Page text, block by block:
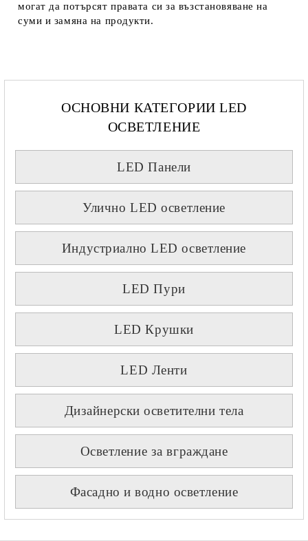
могат да потърсят правата си за възстановяване на
суми и замяна на продукти.
ОСНОВНИ КАТЕГОРИИ LED
ОСВЕТЛЕНИЕ
LED Панели
Улично LED осветление
Индустриално LED осветление
LED Пури
LED Крушки
LED Ленти
Дизайнерски осветителни тела
Осветление за вграждане
Фасадно и водно осветление